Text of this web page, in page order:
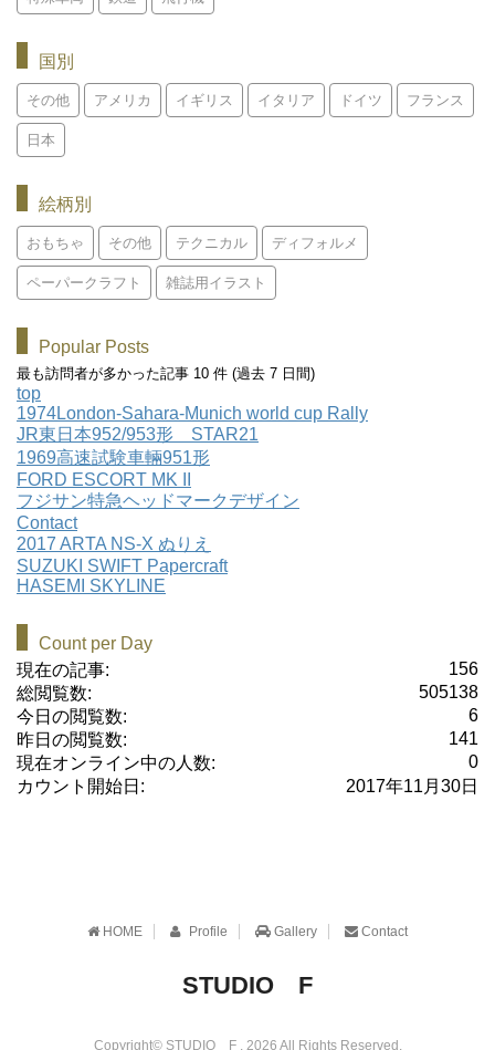
国別
その他 アメリカ イギリス イタリア ドイツ フランス
日本
絵柄別
おもちゃ その他 テクニカル ディフォルメ
ペーパークラフト 雑誌用イラスト
Popular Posts
最も訪問者が多かった記事 10 件 (過去 7 日間)
top
1974London-Sahara-Munich world cup Rally
JR東日本952/953形 STAR21
1969高速試験車輛951形
FORD ESCORT MK II
フジサン特急ヘッドマークデザイン
Contact
2017 ARTA NS-X ぬりえ
SUZUKI SWIFT Papercraft
HASEMI SKYLINE
Count per Day
156
現在の記事:
505138
総閲覧数:
6
今日の閲覧数:
141
昨日の閲覧数:
0
現在オンライン中の人数:
2017年11月30日
カウント開始日:
HOME Profile Gallery Contact
STUDIO F
Copyright© STUDIO F , 2026 All Rights Reserved.